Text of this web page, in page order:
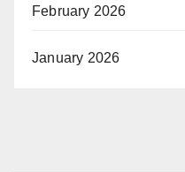
February 2026
January 2026